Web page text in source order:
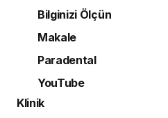
Bilginizi Ölçün
Makale
Paradental
YouTube
Klinik